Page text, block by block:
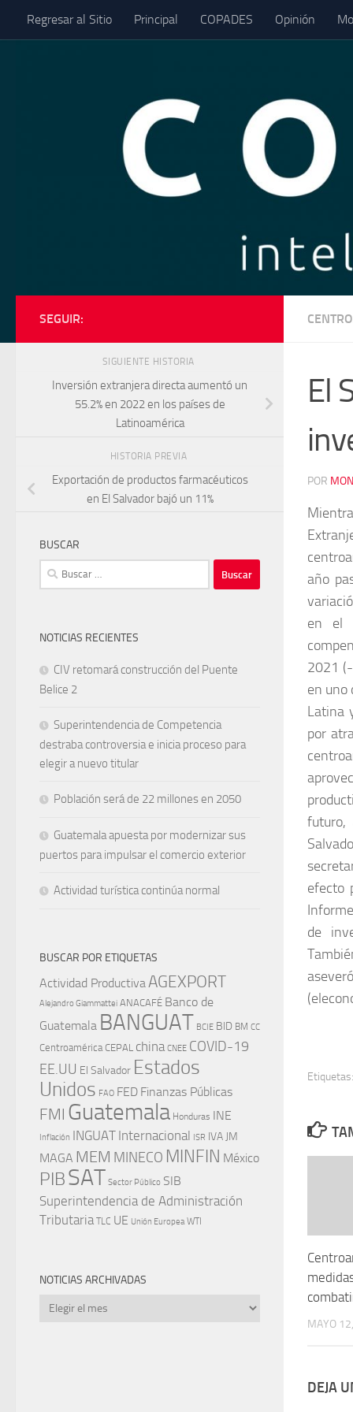
Saltar al contenido
Regresar al Sitio Principal COPADES Opinión
El
POR
año
en el
2021 (-
en uno
Latina
por
futuro,
efecto
de
Etiquetas:
MAYO
DEJA
SEGUIR:
SIGUIENTE HISTORIA
Inversión extranjera directa aumentó un
55.2% en 2022 en los países de
Latinoamérica
HISTORIA PREVIA
Exportación de productos farmacéuticos
en El Salvador bajó un 11%
BUSCAR
Buscar:
NOTICIAS RECIENTES
CIV retomará construcción del Puente
Belice 2
Superintendencia de Competencia
destraba controversia e inicia proceso para
elegir a nuevo titular
Población será de 22 millones en 2050
Guatemala apuesta por modernizar sus
puertos para impulsar el comercio exterior
Actividad turística continúa normal
BUSCAR POR ETIQUETAS
Actividad ProductivaAGEXPORT
Alejandro Giammattei ANACAFÉ Banco de
Guatemala BANGUAT BCIE BID BM CC
Centroamérica CEPAL china CNEE COVID-19
EE.UU El Salvador Estados
Unidos FAO FED Finanzas Públicas
FMI Guatemala Honduras INE
Inflación INGUAT Internacional ISR IVA JM
MAGA MEM MINECO MINFIN México
PIBSAT Sector Público SIB
Superintendencia de Administración
Tributaria TLC UE Unión Europea WTI
NOTICIAS ARCHIVADAS
Noticias